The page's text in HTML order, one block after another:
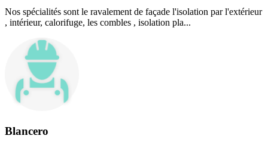
Nos spécialités sont le ravalement de façade l'isolation par l'extérieur
, intérieur, calorifuge, les combles , isolation pla...
Blancero